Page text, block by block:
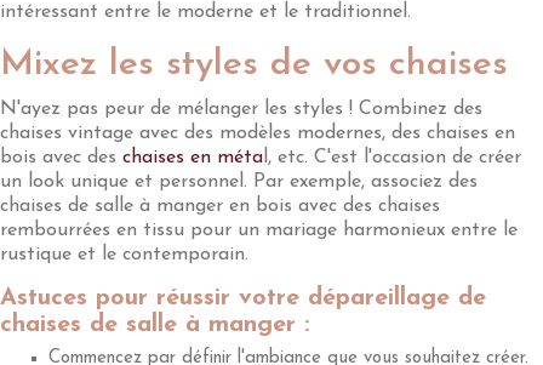
intéressant entre le moderne et le traditionnel.
Mixez les styles de vos chaises
N'ayez pas peur de mélanger les styles ! Combinez des
chaises vintage avec des modèles modernes, des chaises en
bois avec des chaises en métal, etc. C'est l'occasion de créer
un look unique et personnel. Par exemple, associez des
chaises de salle à manger en bois avec des chaises
rembourrées en tissu pour un mariage harmonieux entre le
rustique et le contemporain.
Astuces pour réussir votre dépareillage de
chaises de salle à manger :
Commencez par définir l'ambiance que vous souhaitez créer.